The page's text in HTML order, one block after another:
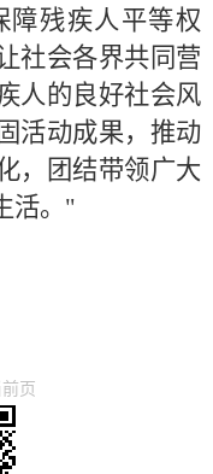
障残疾人平等权
社会各界共同营
人的良好社会风
活动成果，推动
，团结带领广大
活。"
页